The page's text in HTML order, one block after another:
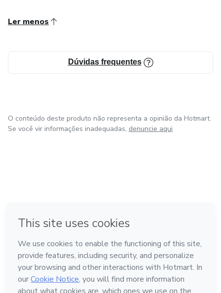
Ler menos
Dúvidas frequentes
O conteúdo deste produto não representa a opinião da Hotmart.
Se você vir informações inadequadas, denuncie aqui
Feito com ❤ em Bogotá
Conheça a Hotmart